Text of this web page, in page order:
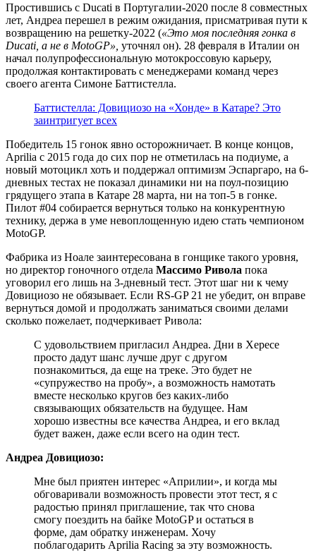
Простившись с Ducati в Португалии-2020 после 8 совместных
лет, Андреа перешел в режим ожидания, присматривая пути к
возвращению на решетку-2022 («Это моя последняя гонка в
Ducati, а не в MotoGP», уточнял он). 28 февраля в Италии он
начал полупрофессиональную мотокроссовую карьеру,
продолжая контактировать с менеджерами команд через
своего агента Симоне Баттистелла.
Баттистелла: Довициозо на «Хонде» в Катаре? Это
заинтригует всех
Победитель 15 гонок явно осторожничает. В конце концов,
Aprilia с 2015 года до сих пор не отметилась на подиуме, а
новый мотоцикл хоть и поддержал оптимизм Эспаргаро, на 6-
дневных тестах не показал динамики ни на поул-позицию
грядущего этапа в Катаре 28 марта, ни на топ-5 в гонке.
Пилот #04 собирается вернуться только на конкурентную
технику, держа в уме невоплощенную идею стать чемпионом
MotoGP.
Фабрика из Ноале заинтересована в гонщике такого уровня,
но директор гоночного отдела Массимо Ривола пока
уговорил его лишь на 3-дневный тест. Этот шаг ни к чему
Довициозо не обязывает. Если RS-GP 21 не убедит, он вправе
вернуться домой и продолжать заниматься своими делами
сколько пожелает, подчеркивает Ривола:
С удовольствием пригласил Андреа. Дни в Хересе
просто дадут шанс лучше друг с другом
познакомиться, да еще на треке. Это будет не
«супружество на пробу», а возможность намотать
вместе несколько кругов без каких-либо
связывающих обязательств на будущее. Нам
хорошо известны все качества Андреа, и его вклад
будет важен, даже если всего на один тест.
Андреа Довициозо:
Мне был приятен интерес «Априлии», и когда мы
обговаривали возможность провести этот тест, я с
радостью принял приглашение, так что снова
смогу поездить на байке MotoGP и остаться в
форме, дам обратку инженерам. Хочу
поблагодарить Aprilia Racing за эту возможность.